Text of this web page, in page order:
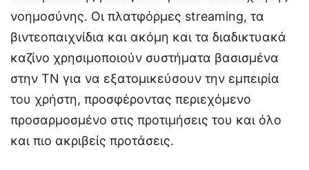
νοημοσύνης. Οι πλατφόρμες streaming, τα
βιντεοπαιχνίδια και ακόμη και τα διαδικτυακά
καζίνο χρησιμοποιούν συστήματα βασισμένα
στην ΤΝ για να εξατομικεύσουν την εμπειρία
του χρήστη, προσφέροντας περιεχόμενο
προσαρμοσμένο στις προτιμήσεις του και όλο
και πιο ακριβείς προτάσεις.